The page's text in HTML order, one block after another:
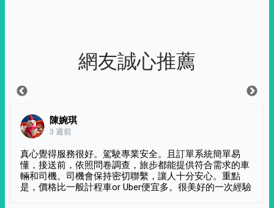
網友誠心推薦
陳婉琪
3 週前
真心覺得服務很好。駕駛專業安全。且訂單系統簡單易
懂，接送前，依照問卷調查，旅步都能提供符合需求的車
輛和司機。司機會保持密切聯繫，讓人十分安心。重點
是，價格比一般計程車or Uber便宜多。很美好的一次經驗